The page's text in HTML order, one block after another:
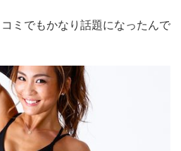
ミでもかなり話題になったんで